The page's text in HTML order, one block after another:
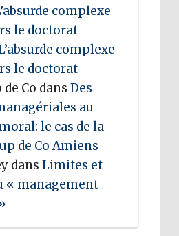
complexe
le doctorat
complexe
le doctorat
Co dansDes
au
le cas de la
de Co Amiens
dansLimites et
« management